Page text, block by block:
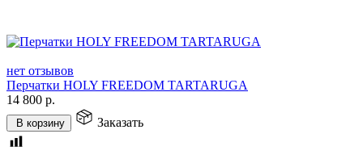
нет отзывов
Перчатки HOLY FREEDOM TARTARUGA
14 800 р.
В корзину Заказать